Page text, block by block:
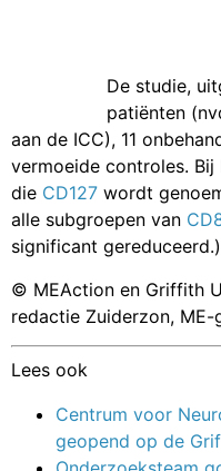
De studie,
patiënten
aan de ICC), 11
vermoeide controles.
die CD127 wordt
alle subgroepen van
significant gereduceerd.)
© MEAction en Griffith
redactie Zuiderzon, ME-
Lees ook
Centrum voor
geopend op de